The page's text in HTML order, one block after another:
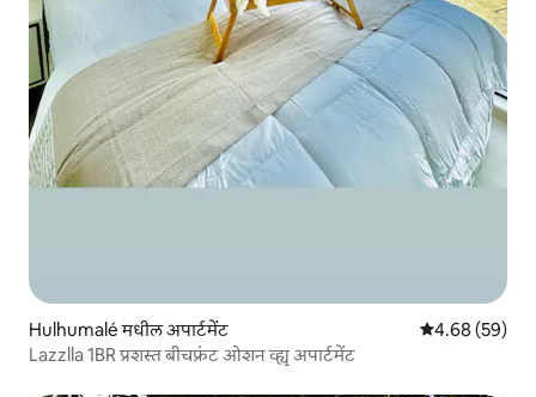
Hulhumalé मधील अपार्टमेंट 5 पैकी 4.68
4.68 (59)
Lazzlla 1BR प्रशस्त बीचफ्रंट ओशन व्ह्यू अपार्टमेंट